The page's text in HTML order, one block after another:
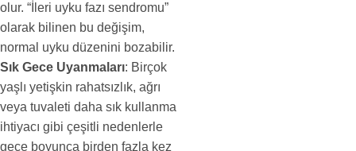
olur. “İleri uyku fazı sendromu”
olarak bilinen bu değişim,
normal uyku düzenini bozabilir.
Sık Gece Uyanmaları: Birçok
yaşlı yetişkin rahatsızlık, ağrı
veya tuvaleti daha sık kullanma
ihtiyacı gibi çeşitli nedenlerle
gece boyunca birden fazla kez